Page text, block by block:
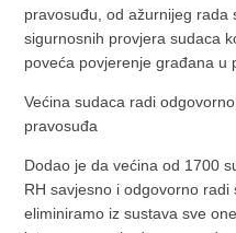
pravosuđu, od ažurnijeg rada
sigurnosnih provjera sudaca
poveća povjerenje građana u
Većina sudaca radi
pravosuđa
Dodao je da većina od 1700
RH savjesno i odgovorno
eliminiramo iz sustava sve